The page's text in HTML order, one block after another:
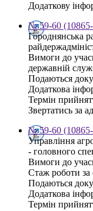
Додаткову
№ 59-60 (10865-
Городнянська
Вимоги до
державній
Подаються
Додаткова
Термін
Звертатись за
№ 59-60 (10865-
Управління
- головного
Вимоги до
Стаж роботи за
Подаються
Додаткова
Термін